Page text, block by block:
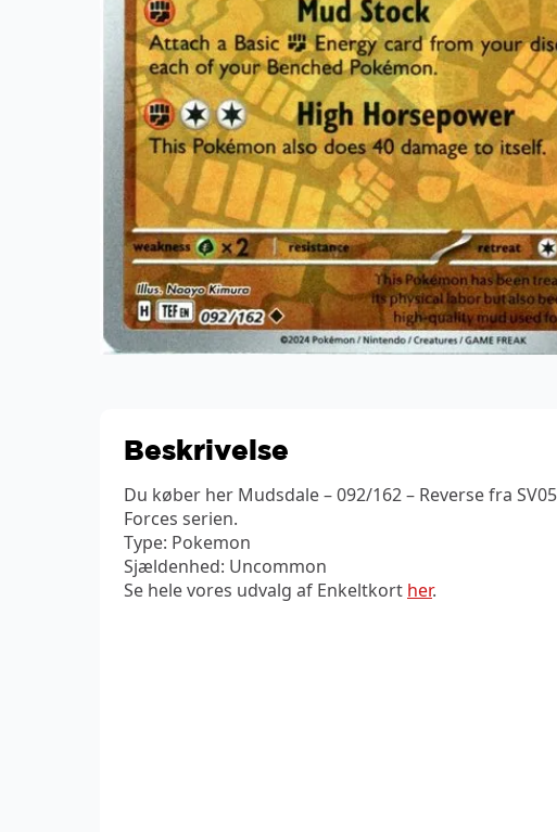
Beskrivelse
Du køber her Mudsdale – 092/162 – Reverse fra
Forces serien.
Type: Pokemon
Sjældenhed: Uncommon
Se hele vores udvalg af Enkeltkort her.